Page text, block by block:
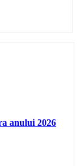
anului 2026